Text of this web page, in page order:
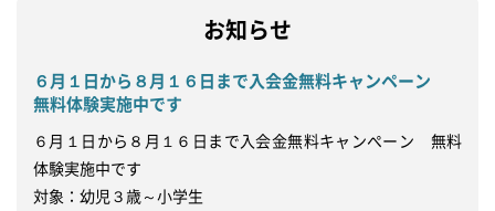
お知らせ
６月１日から８月１６日まで入会金無料キャンペーン
無料体験実施中です
６月１日から８月１６日まで入会金無料キャンぺーン　無料
体験実施中です
対象：幼児３歳～小学生